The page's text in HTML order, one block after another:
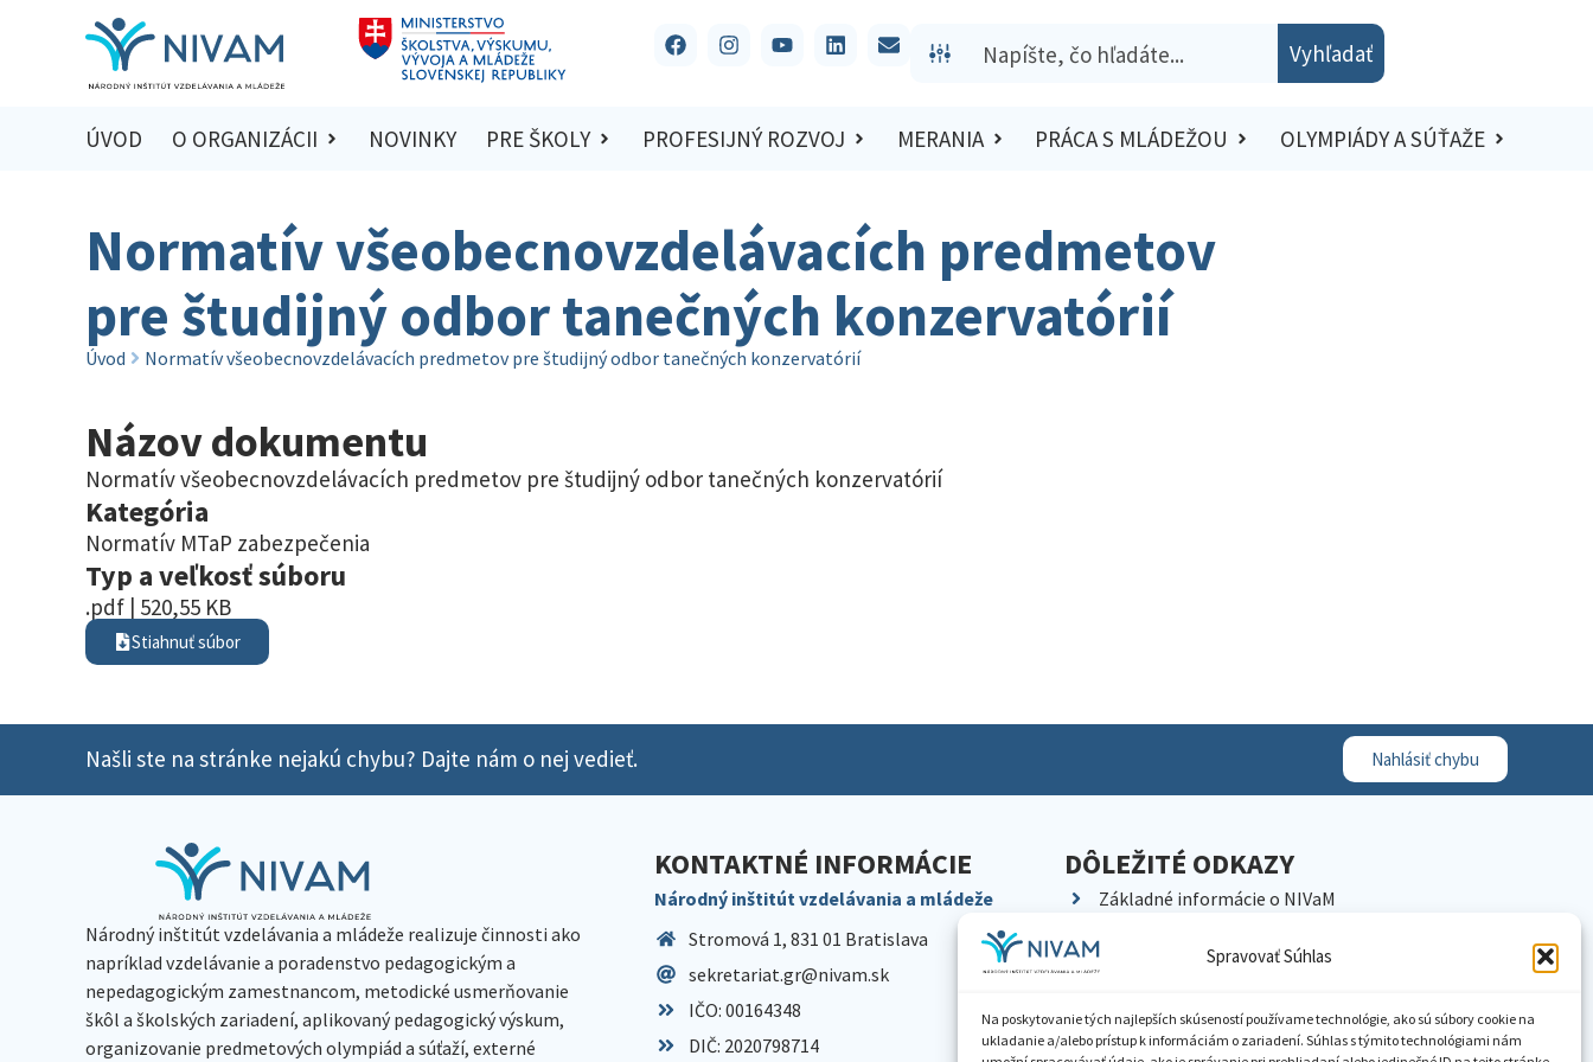
Spravovať Súhlas
Na poskytovanie tých najlepších skúseností používame technológie, ako sú súbory cookie na
ukladanie a/alebo prístup k informáciám o zariadení. Súhlas s týmito technológiami nám
Vyhľadať
ÚVOD O ORGANIZÁCII NOVINKY PRE ŠKOLY PROFESIJNÝ ROZVOJ MERANIA PRÁCA S MLÁDEŽOU OLYMPIÁDY A SÚŤAŽE
Normatív všeobecnovzdelávacích predmetov
pre študijný odbor tanečných konzervatórií
Úvod Normatív všeobecnovzdelávacích predmetov pre študijný odbor tanečných konzervatórií
Názov dokumentu
Normatív všeobecnovzdelávacích predmetov pre študijný odbor tanečných konzervatórií
Kategória
Normatív MTaP zabezpečenia
Typ a veľkosť súboru
.pdf | 520,55 KB
Stiahnuť súbor
Našli ste na stránke nejakú chybu? Dajte nám o nej vedieť. Nahlásiť chybu
Národný inštitút vzdelávania a mládeže realizuje činnosti ako
napríklad vzdelávanie a poradenstvo pedagogickým a
nepedagogickým zamestnancom, metodické usmerňovanie
škôl a školských zariadení, aplikovaný pedagogický výskum,
organizovanie predmetových olympiád a súťaží, externé
KONTAKTNÉ INFORMÁCIE
Národný inštitút vzdelávania a mládeže
Stromová 1, 831 01 Bratislava
sekretariat.gr@nivam.sk
IČO: 00164348
DIČ: 2020798714
DÔLEŽITÉ ODKAZY
Základné informácie o NIVaM
Kariéra
Pracoviská NIVaM